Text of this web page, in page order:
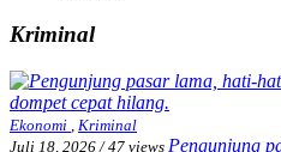
Kriminal
Ekonomi
Kriminal
Juli 18, 2026 / 47 views Pengunjung